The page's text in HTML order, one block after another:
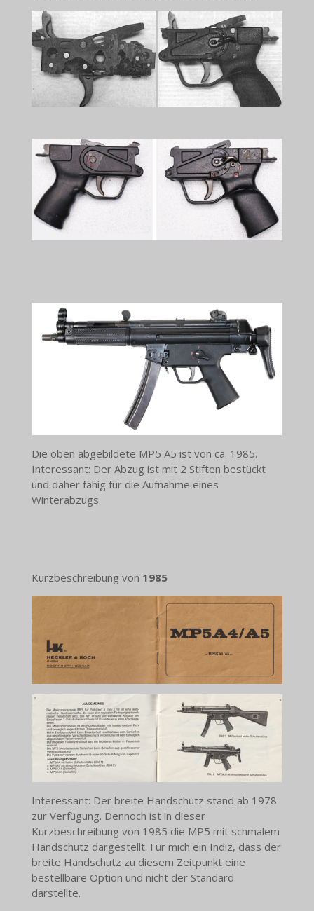
Die oben abgebildete MP5 A5 ist von ca. 1985.
Interessant: Der Abzug ist mit 2 Stiften bestückt
und daher fähig für die Aufnahme eines
Winterabzugs.
Kurzbeschreibung von 1985
Interessant: Der breite Handschutz stand ab 1978
zur Verfügung. Dennoch ist in dieser
Kurzbeschreibung von 1985 die MP5 mit schmalem
Handschutz dargestellt. Für mich ein Indiz, dass der
breite Handschutz zu diesem Zeitpunkt eine
bestellbare Option und nicht der Standard
darstellte.